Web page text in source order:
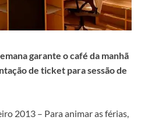
garante o café da manhã
de ticket para sessão de
2013 – Para animar as férias,